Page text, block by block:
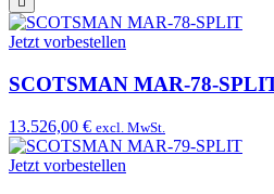
Jetzt vorbestellen
SCOTSMAN MAR-78-
13.526,00 € excl. MwSt.
Jetzt vorbestellen